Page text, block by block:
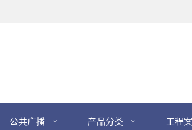
公共广播 产品分类 工程